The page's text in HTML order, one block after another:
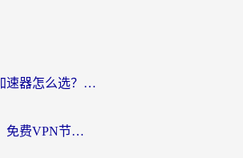
国外翻回国内的加速器怎么选？海外党亲测实用指南，告别地域限制
海外党避坑指南：免费VPN节点真的靠谱吗？教你选对回国加速器无缝访问国内资源